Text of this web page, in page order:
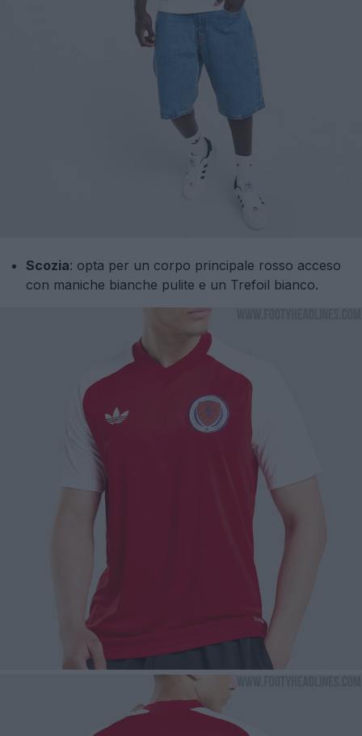
Scozia: opta per un corpo principale rosso acceso
con maniche bianche pulite e un Trefoil bianco.